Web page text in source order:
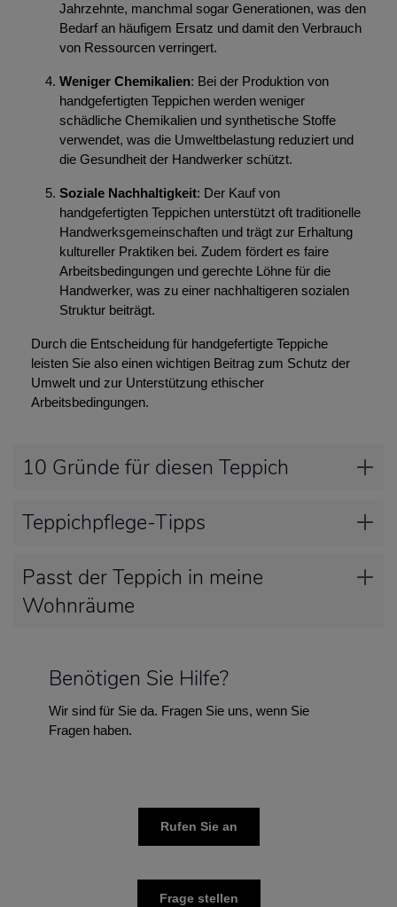
Jahrzehnte, manchmal sogar Generationen, was den
Bedarf an häufigem Ersatz und damit den Verbrauch
von Ressourcen verringert.
Weniger Chemikalien: Bei der Produktion von
handgefertigten Teppichen werden weniger
schädliche Chemikalien und synthetische Stoffe
verwendet, was die Umweltbelastung reduziert und
die Gesundheit der Handwerker schützt.
Soziale Nachhaltigkeit: Der Kauf von
handgefertigten Teppichen unterstützt oft traditionelle
Handwerksgemeinschaften und trägt zur Erhaltung
kultureller Praktiken bei. Zudem fördert es faire
Arbeitsbedingungen und gerechte Löhne für die
Handwerker, was zu einer nachhaltigeren sozialen
Struktur beiträgt.
Durch die Entscheidung für handgefertigte Teppiche
leisten Sie also einen wichtigen Beitrag zum Schutz der
Umwelt und zur Unterstützung ethischer
Arbeitsbedingungen.
10 Gründe für diesen Teppich
Teppichpflege-Tipps
Passt der Teppich in meine
Wohnräume
Benötigen Sie Hilfe?
Wir sind für Sie da. Fragen Sie uns, wenn Sie
Fragen haben.
Rufen Sie an
Frage stellen